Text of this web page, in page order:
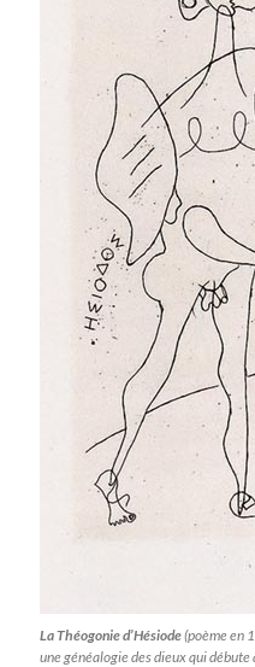
La Théogonie d’Hésiode(poème en
une généalogie des dieux qui débute